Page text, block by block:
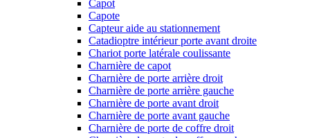
Capot
Capote
Capteur aide au stationnement
Catadioptre intérieur porte avant droite
Chariot porte latérale coulissante
Charnière de capot
Charnière de porte arrière droit
Charnière de porte arrière gauche
Charnière de porte avant droit
Charnière de porte avant gauche
Charnière de porte de coffre droit